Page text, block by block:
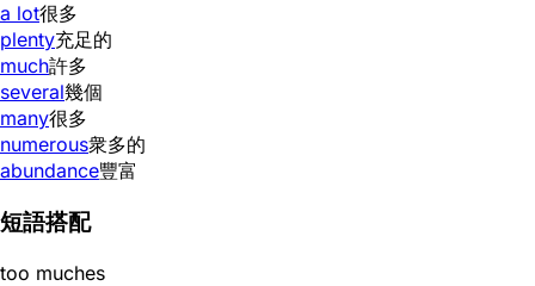
a lot很多
plenty充足的
much許多
several幾個
many很多
numerous衆多的
abundance豐富
短語搭配
too muches